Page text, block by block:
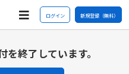
ログイン 新規登録（無料）
終了しています。